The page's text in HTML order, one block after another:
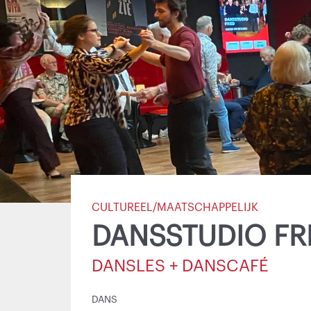
DANSSTUDIO
DANSLES + DANSCAFÉ
CULTUREEL/MAATSCHAPPELIJK
DANS